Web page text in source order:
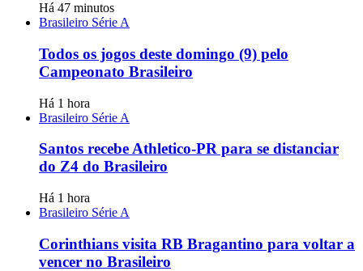
Há 47 minutos
Brasileiro Série A
Todos os jogos deste domingo (9) pelo
Campeonato Brasileiro
Há 1 hora
Brasileiro Série A
Santos recebe Athletico-PR para se distanciar
do Z4 do Brasileiro
Há 1 hora
Brasileiro Série A
Corinthians visita RB Bragantino para voltar a
vencer no Brasileiro